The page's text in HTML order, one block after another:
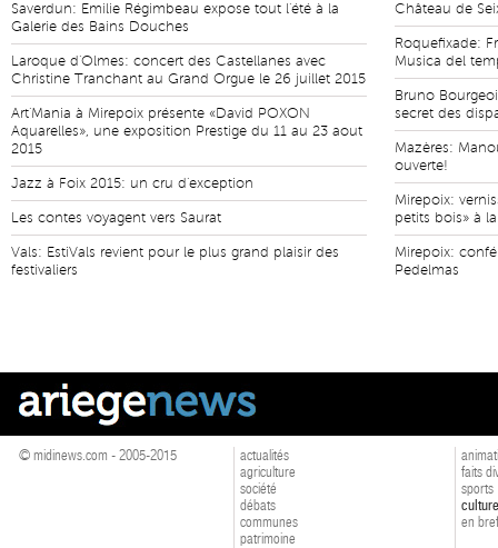
Saverdun: Emilie Régimbeau expose tout l'été à la
Galerie des Bains Douches
Laroque d'Olmes: concert des Castellanes avec
Christine Tranchant au Grand Orgue le 26 juillet 2015
Art'Mania à Mirepoix présente «David POXON
Aquarelles», une exposition Prestige du 11 au 23 aout
2015
Jazz à Foix 2015: un cru d'exception
Les contes voyagent vers Saurat
Vals: EstiVals revient pour le plus grand plaisir des
festivaliers
Château de
Roquefixade:
Musica del
Bruno
secret des
Mazères:
ouverte!
Mirepoix:
petits bois» à
Mirepoix:
Pedelmas
© midinews.com - 2005-2015
actualités
agriculture
société
débats
communes
patrimoine
faits
sports
culture
en bref